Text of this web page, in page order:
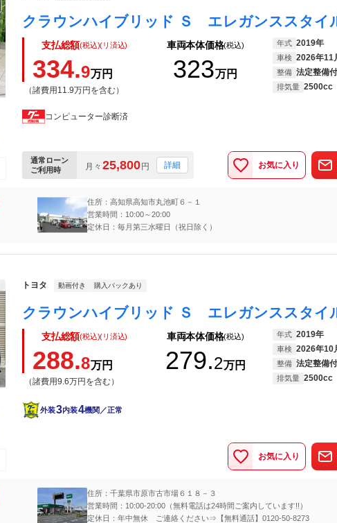
支払総額(税込)(リ済込)
334.9万円
（諸費用11.9万円を含む）
車両本体価格(税込)
323万円
年式 2019年
車検 2026年11
整備 法定整備付
排気量 2500cc
コンピューター診断済
通常ローン
ご利用時
月々 25,800円 詳細 お気に入り
住所：高知県高知市丸池町６－１
営業時間：10:00～20:00
定休日：毎月第三水曜日（祝日除く）
トヨタ 動画付き 購入パックあり
支払総額(税込)(リ済込)
288.8万円
（諸費用9.6万円を含む）
車両本体価格(税込)
279.2万円
年式 2019年
車検 2026年10
整備 法定整備付
排気量 2500cc
外装3内装4機関／正常
お気に入り
住所：千葉県市原市古市場６１８－３
営業時間：10:00-20:00（無料電話は24時間ご案内しています!!）
定休日：年中無休 ご連絡ください⇒【無料通話】0120-50-8273